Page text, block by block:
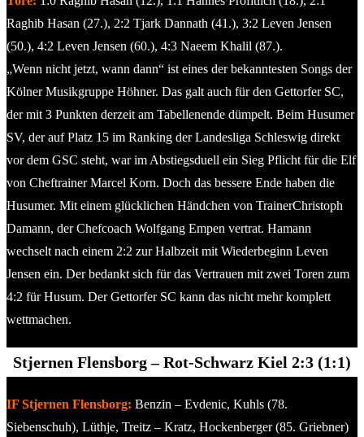
Raghib Hasan (27.), 2:2 Tjark Dannath (41.), 3:2 Leven Jensen
(50.), 4:2 Leven Jensen (60.), 4:3 Naeem Khalil (87.).
„Wenn nicht jetzt, wann dann“ ist eines der bekanntesten Songs der
Kölner Musikgruppe Höhner. Das galt auch für den Gettorfer SC,
der mit 3 Punkten derzeit am Tabellenende dümpelt. Beim Husumer
SV, der auf Platz 15 im Ranking der Landesliga Schleswig direkt
vor dem GSC steht, war im Abstiegsduell ein Sieg Pflicht für die Elf
von Cheftrainer Marcel Korn. Doch das bessere Ende haben die
Husumer. Mit einem glücklichen Händchen von TrainerChristoph
Damann, der Chefcoach Wolfgang Empen vertrat. Hamann
wechselt nach einem 2:2 zur Halbzeit mit Wiederbeginn Leven
Jensen ein. Der bedankt sich für das Vertrauen mit zwei Toren zum
4:2 für Husum. Der Gettorfer SC kann das nicht mehr komplett
wettmachen.
Stjernen Flensborg – Rot-Schwarz Kiel 2:3 (1:1)
IF Stjernen Flensborg: Benzin – Evdenic, Kuhls (78.
Siebenschuh), Lüthje, Treitz – Kratz, Hockenberger (85. Griebner)